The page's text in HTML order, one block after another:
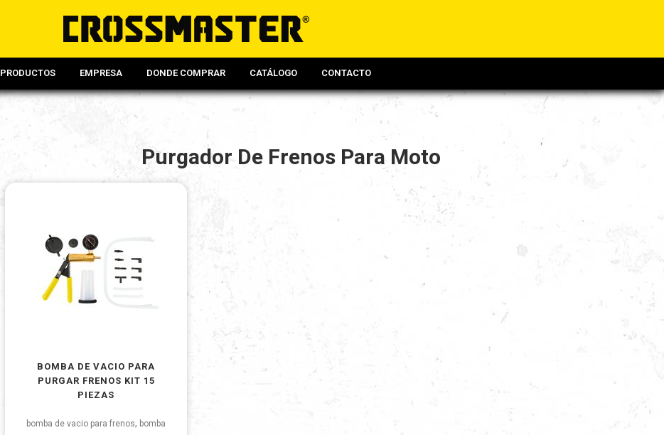
PRODUCTOS EMPRESA DONDE COMPRAR CATÁLOGO CONTACTO
Purgador De Frenos Para Moto
BOMBA DE VACIO PARA
PURGAR FRENOS KIT 15
PIEZAS
bomba de vacio para frenos, bomba